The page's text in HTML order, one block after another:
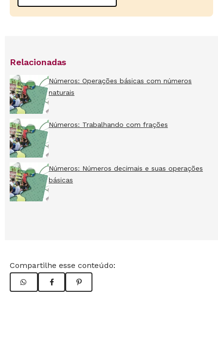
Compartilhe esse conteúdo:
Relacionadas
Números: Operações básicas com números
naturais
Números: Trabalhando com frações
Números: Números decimais e suas operações
básicas